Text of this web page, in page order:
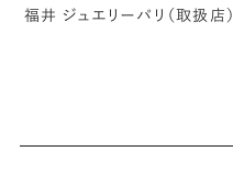
福井 ジュエリーパリ（取扱店）